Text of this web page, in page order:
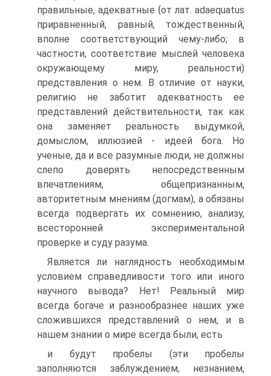
правильные, адекватные {от лат. adaequatus
приравненный, равный, тождественный,
вполне соответствующий чему-либо; в
частности, соответствие мыслей человека
окружающему миру, реальности)
представления о нем. В отличие от науки,
религию не заботит адекватность ее
представлений действительности, так как
она заменяет реальность выдумкой,
домыслом, иллюзией - идеей бога. Но
ученые, да и все разумные люди, не должны
слепо доверять непосредственным
впечатлениям, общепризнанным,
авторитетным мнениям (догмам), а обязаны
всегда подвергать их сомнению, анализу,
всесторонней экспериментальной
проверке и суду разума.
Является ли наглядность необходимым
условием справедливости того или иного
научного вывода? Нет! Реальный мир
всегда богаче и разнообразнее наших уже
сложившихся представлений о нем, и в
нашем знании о мире всегда были, есть
и будут пробелы (эти пробелы
заполняются заблуждением, незнанием,